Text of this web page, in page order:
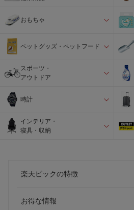
おもちゃ
ペットグッズ・ペットフード
スポーツ・
アウトドア
時計
インテリア・
寝具・収納
楽天ビックの特徴
お得な情報